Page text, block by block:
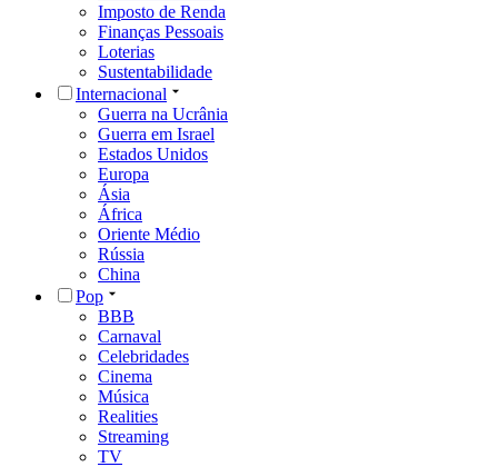
Imposto de Renda
Finanças Pessoais
Loterias
Sustentabilidade
Internacional
Guerra na Ucrânia
Guerra em Israel
Estados Unidos
Europa
Ásia
África
Oriente Médio
Rússia
China
Pop
BBB
Carnaval
Celebridades
Cinema
Música
Realities
Streaming
TV